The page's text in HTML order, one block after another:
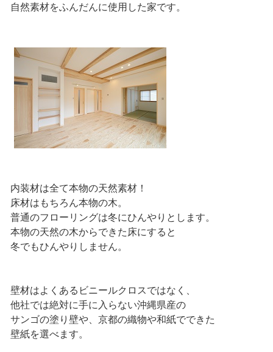
自然素材をふんだんに使用した家です。
内装材は全て本物の天然素材！
床材はもちろん本物の木。
普通のフローリングは冬にひんやりとします。
本物の天然の木からできた床にすると
冬でもひんやりしません。
壁材はよくあるビニールクロスではなく、
他社では絶対に手に入らない沖縄県産の
サンゴの塗り壁や、京都の織物や和紙でできた
壁紙を選べます。